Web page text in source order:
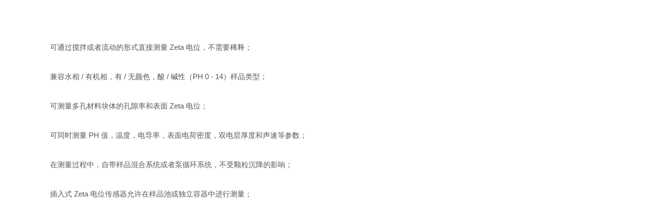
可通过搅拌或者流动的形式直接测量 Zeta 电位，不需要稀释；
兼容水相 / 有机相，有 / 无颜色，酸 / 碱性（PH 0 - 14）样品类型；
可测量多孔材料块体的孔隙率和表面 Zeta 电位；
可同时测量 PH 值，温度，电导率，表面电荷密度，双电层厚度和声速等参数；
在测量过程中，自带样品混合系统或者泵循环系统，不受颗粒沉降的影响；
插入式 Zeta 电位传感器允许在样品池或独立容器中进行测量；